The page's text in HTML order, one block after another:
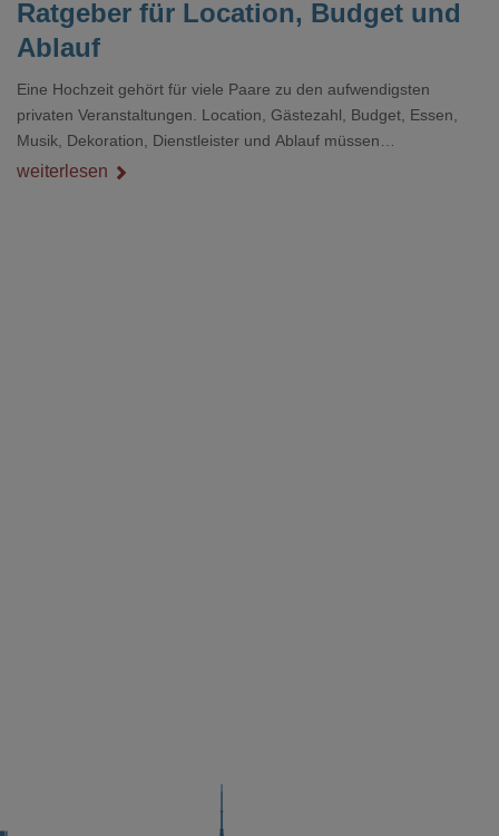
Ratgeber für Location, Budget und
Ablauf
Eine Hochzeit gehört für viele Paare zu den aufwendigsten
privaten Veranstaltungen. Location, Gästezahl, Budget, Essen,
Musik, Dekoration, Dienstleister und Ablauf müssen
zusammenpassen, damit der Tag gut organisiert ist und trotzdem
weiterlesen